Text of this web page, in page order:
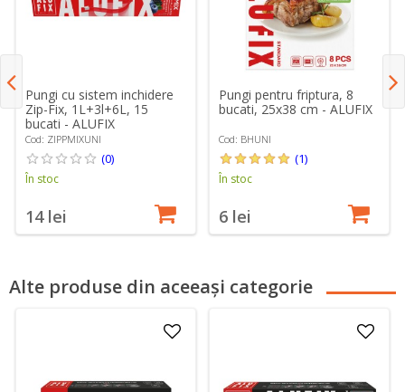
Pungi cu sistem inchidere
Zip-Fix, 1L+3l+6L, 15
bucati - ALUFIX
Cod: ZIPPMIXUNI
(0)
În stoc
14 lei
Pungi pentru friptura, 8
bucati, 25x38 cm - ALUFIX
Cod: BHUNI
(1)
În stoc
6 lei
Alte produse din aceeași categorie